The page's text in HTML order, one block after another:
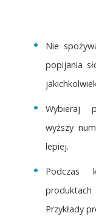
Nie
popijania
Wybieraj
wyższy
lepiej.
Podczas
Przykłady